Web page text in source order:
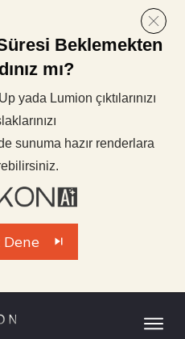
Beklemekten
mı?
yada Lumion çıktılarınızı
sunuma hazır renderlara